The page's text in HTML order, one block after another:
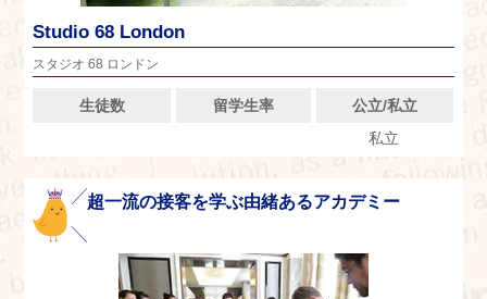
Studio 68 London
スタジオ 68 ロンドン
生徒数 留学生率
公立/私立
私立
超一流の接客を学ぶ由緒あるアカデミー